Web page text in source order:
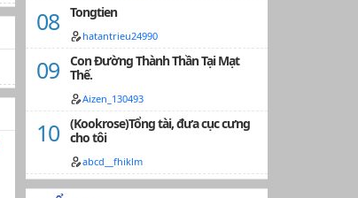
Tongtien
hatantrieu24990
Con Đường Thành Thần Tại Mạt
Thế.
Aizen_130493
(Kookrose)Tổng tài, đưa cục cưng
cho tôi
abcd__fhiklm